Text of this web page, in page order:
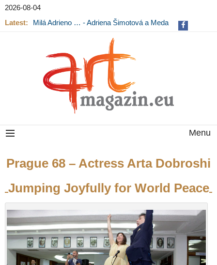
2026-08-04
Latest:
Milá Adrieno … - Adriena Šimotová a Meda
Menu
Prague 68 – Actress Arta Dobroshi
Jumping Joyfully for World Peace